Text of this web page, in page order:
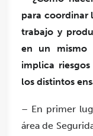
para coordinar
trabajo y
en un mismo
implica
los distintos
– En primer
área de